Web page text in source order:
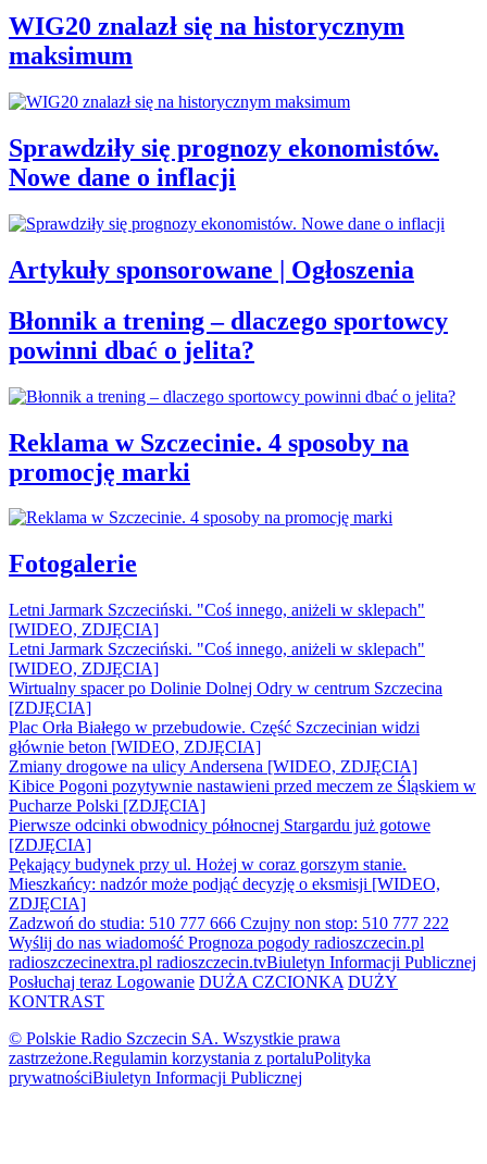
WIG20 znalazł się na historycznym
maksimum
Sprawdziły się prognozy ekonomistów.
Nowe dane o inflacji
Artykuły sponsorowane | Ogłoszenia
Błonnik a trening – dlaczego sportowcy
powinni dbać o jelita?
Reklama w Szczecinie. 4 sposoby na
promocję marki
Fotogalerie
Letni Jarmark Szczeciński. "Coś innego, aniżeli w sklepach"
[WIDEO, ZDJĘCIA]
Letni Jarmark Szczeciński. "Coś innego, aniżeli w sklepach"
[WIDEO, ZDJĘCIA]
Wirtualny spacer po Dolinie Dolnej Odry w centrum Szczecina
[ZDJĘCIA]
Plac Orła Białego w przebudowie. Część Szczecinian widzi
głównie beton [WIDEO, ZDJĘCIA]
Zmiany drogowe na ulicy Andersena [WIDEO, ZDJĘCIA]
Kibice Pogoni pozytywnie nastawieni przed meczem ze Śląskiem w
Pucharze Polski [ZDJĘCIA]
Pierwsze odcinki obwodnicy północnej Stargardu już gotowe
[ZDJĘCIA]
Pękający budynek przy ul. Hożej w coraz gorszym stanie.
Mieszkańcy: nadzór może podjąć decyzję o eksmisji [WIDEO,
ZDJĘCIA]
Zadzwoń do studia: 510 777 666 Czujny non stop: 510 777 222
Wyślij do nas wiadomość Prognoza pogody radioszczecin.pl
radioszczecinextra.pl radioszczecin.tvBiuletyn Informacji Publicznej
Posłuchaj teraz Logowanie DUŻA CZCIONKA DUŻY
KONTRAST
© Polskie Radio Szczecin SA. Wszystkie prawa
zastrzeżone.Regulamin korzystania z portaluPolityka
prywatnościBiuletyn Informacji Publicznej